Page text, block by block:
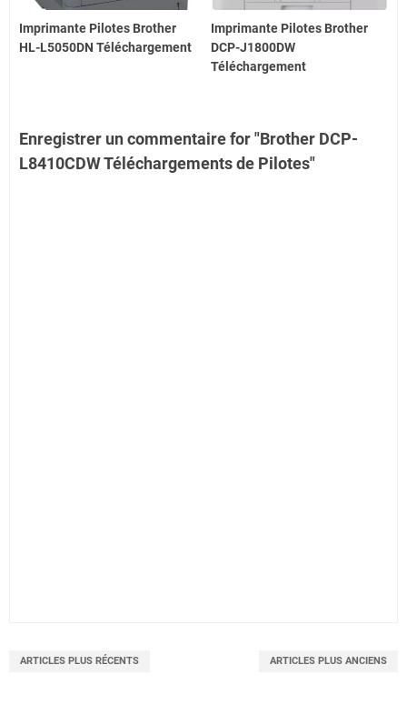
Imprimante Pilotes Brother
HL-L5050DN Téléchargement
Imprimante Pilotes Brother
DCP-J1800DW
Téléchargement
Enregistrer un commentaire for "Brother DCP-
L8410CDW Téléchargements de Pilotes"
ARTICLES PLUS RÉCENTS ARTICLES PLUS ANCIENS